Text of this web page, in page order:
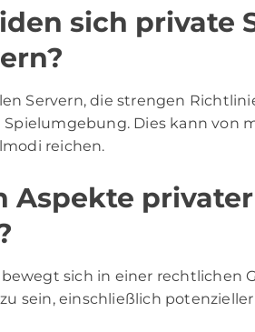
sich private
Servern, die strengen
Spielumgebung. Dies kann von
reichen.
Aspekte privater
sich in einer rechtlichen
sein, einschließlich